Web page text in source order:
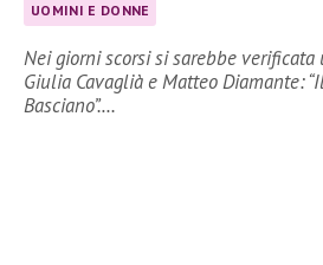
UOMINI E DONNE
Nei giorni scorsi si sarebbe
Giulia Cavaglià e Matteo Diamante:
Basciano”.…